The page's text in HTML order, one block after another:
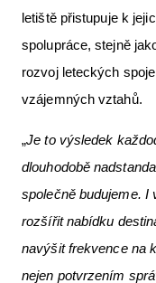
letiště přistupuje k
spolupráce, stejně
rozvoj leteckých
vzájemných vztahů.
„Je to výsledek
dlouhodobě
společně budujeme. I
rozšířit nabídku
navýšit frekvence na
nejen potvrzením